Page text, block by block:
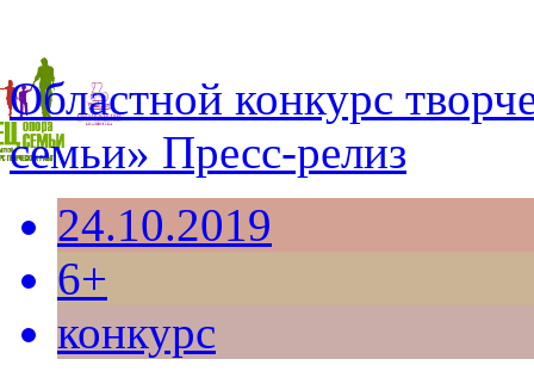
Областной конкурс
семьи» Пресс-релиз
24.10.2019
6+
конкурс